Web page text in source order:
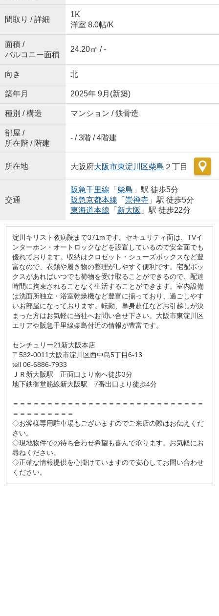
間取り / 詳細
1K
洋室 8.0帖/K
面積 /
バルコニー面積
24.20㎡ / -
向き 北
築年月 2025年 9月(新築)
種別 / 構造 マンション / 鉄骨造
部屋 /
所在階 / 階建
- / 3階 / 4階建
所在地 大阪府大阪市東淀川区柴島 ２丁目
交通
阪急千里線 「 柴島 」駅 徒歩5分
阪急京都本線 「 崇禅寺」駅 徒歩5分
東海道本線 「 新大阪 」駅 徒歩22分
淀川キリスト教病院まで371mです。セキュリティ面は、TVイ
ンターホン・オートロックなどを設置しているので安全面でも
優れております。収納はクロゼット・シューズボックスなど豊
富なので、衣類や履き物の整理がしやすく便利です。宅配ボッ
クスがあればいつでも荷物を受け取ることができるので、配達
時間に拘束されることなく生活することができます。室内設備
は洗面所独立・浴室乾燥機など豊富に揃っており、過ごしやす
いお部屋になっております。転勤、単身赴任などお引越しが決
まった方はお気軽に当社へお問い合せ下さい。大阪市東淀川区
エリアや阪急千里線柴島付近の情報が豊富です。
センチュリー21新大阪本店
〒532-0011大阪市淀川区西中島5丁目6-13
tell 06-6886-7933
ＪＲ新大阪駅 正面口より南へ徒歩3分
地下鉄御堂筋線新大阪駅 7番出口より徒歩4分
＝＝＝＝＝＝＝＝＝＝＝＝＝＝＝＝＝＝＝＝＝＝＝＝＝＝＝＝
＝＝＝＝＝＝＝＝＝
◇お客様専用駐車場もございますのでご来店の際はお伝えくだ
さい。
◇現地物件での待ち合わせ希望も喜んで承ります。お気軽にお
尋ねください。
◇正確な情報提供を心掛けていますので安心してお問い合わせ
ください。